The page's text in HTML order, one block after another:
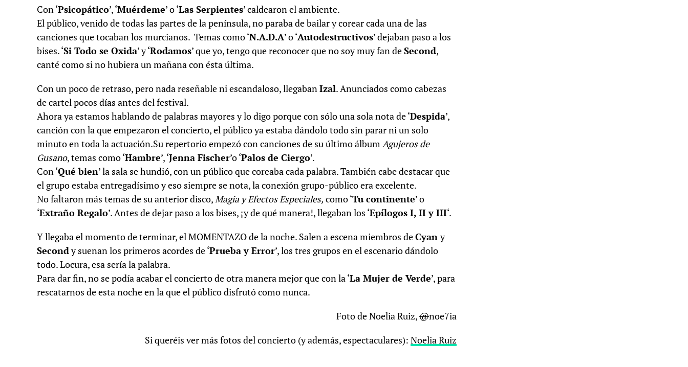
Con ‘Psicopático’, ‘Muérdeme’ o ‘Las Serpientes’ caldearon el ambiente.
El público, venido de todas las partes de la península, no paraba de bailar y corear cada una de las
canciones que tocaban los murcianos. Temas como ‘N.A.D.A’ o ‘Autodestructivos’ dejaban paso a los
bises. ‘Si Todo se Oxida’ y ‘Rodamos’ que yo, tengo que reconocer que no soy muy fan deSecond,
canté como si no hubiera un mañana con ésta última.
Con un poco de retraso, pero nada reseñable ni escandaloso, llegabanIzal. Anunciados como cabezas
de cartel pocos días antes del festival.
Ahora ya estamos hablando de palabras mayores y lo digo porque con sólo una sola nota de ‘Despida’,
canción con la que empezaron el concierto, el público ya estaba dándolo todo sin parar ni un solo
minuto en toda la actuación.Su repertorio empezó con canciones de su último álbumAgujeros de
Gusano, temas como ‘Hambre’, ‘Jenna Fischer’o ‘Palos de Ciergo’.
Con ‘Qué bien’ la sala se hundió, con un público que coreaba cada palabra. También cabe destacar que
el grupo estaba entregadísimo y eso siempre se nota, la conexión grupo-público era excelente.
No faltaron más temas de su anterior disco,Magia y Efectos Especiales, como ‘Tu continente’ o
‘Extraño Regalo’. Antes de dejar paso a los bises, ¡y de qué manera!, llegaban los ‘Epílogos I, II y III‘.
Y llegaba el momento de terminar, el MOMENTAZO de la noche. Salen a escena miembros deCyany
Secondy suenan los primeros acordes de ‘Prueba y Error’, los tres grupos en el escenario dándolo
todo. Locura, esa sería la palabra.
Para dar fin, no se podía acabar el concierto de otra manera mejor que con la ‘La Mujer de Verde’, para
rescatarnos de esta noche en la que el público disfrutó como nunca.
Foto de Noelia Ruiz,@noe7ia
Si queréis ver más fotos del concierto (y además, espectaculares): Noelia Ruiz